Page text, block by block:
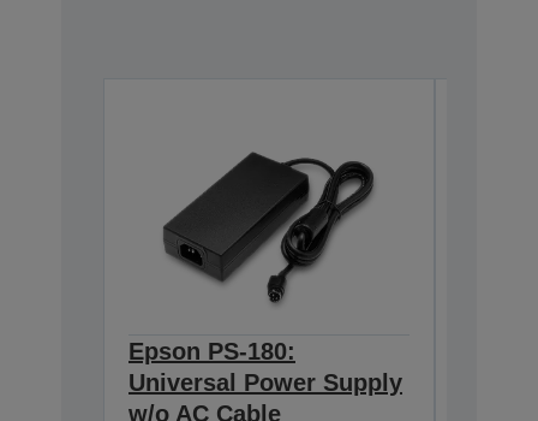
Epson PS-180:
Universal Power Supply
w/o AC Cable